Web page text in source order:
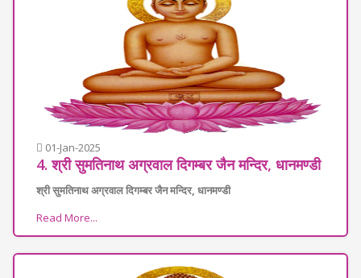
01-Jan-2025
4. श्री सुमतिनाथ अग्रवाल दिगम्बर जैन मन्दिर, धानमण्डी
श्री सुमतिनाथ अग्रवाल दिगम्बर जैन मन्दिर, धानमण्डी
Read More...